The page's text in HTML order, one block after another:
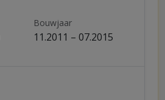
Bouwjaar
11.2011 – 07.2015